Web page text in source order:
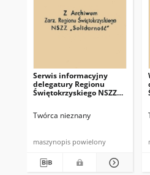
Serwis informacyjny
delegatury Regionu
Świętokrzyskiego NSZZ
Twórca nieznany
maszynopis powielony